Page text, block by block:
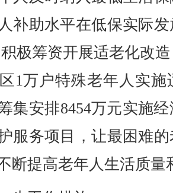
补助水平在低保实际
极筹资开展适老化改
1万户特殊老年人实
集安排8454万元实施
服务项目，让最困难
断提高老年人生活质量